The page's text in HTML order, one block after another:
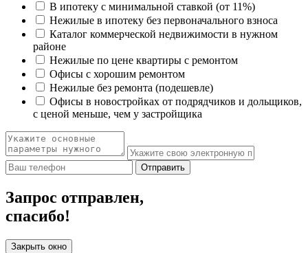
В ипотеку с минимальной ставкой (от 11%)
Нежилые в ипотеку без первоначального взноса
Каталог коммерческой недвижимости в нужном
районе
Нежилые по цене квартиры с ремонтом
Офисы с хорошим ремонтом
Нежилые без ремонта (подешевле)
Офисы в новостройках от подрядчиков и дольщиков,
с ценой меньше, чем у застройщика
Отправить
Запрос отправлен,
спасибо!
Закрыть окно